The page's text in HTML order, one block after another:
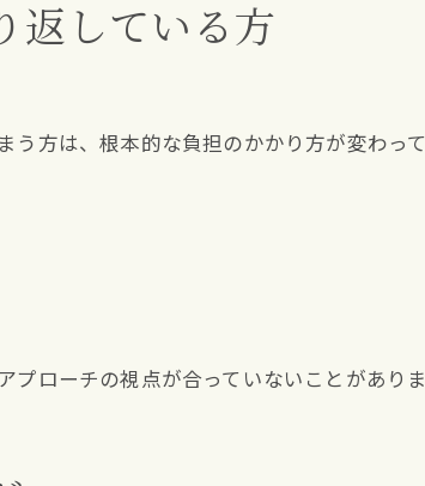
返している方
方は、根本的な負担のかかり方が変わっ
ローチの視点が合っていないことがあり